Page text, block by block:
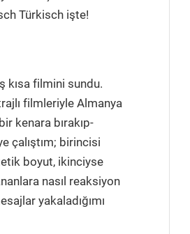
Türkisch işte!
kısa filmini sundu.
filmleriyle Almanya
kenara bırakıp-
çalıştım; birincisi
boyut, ikinciyse
nasıl reaksiyon
yakaladığımı